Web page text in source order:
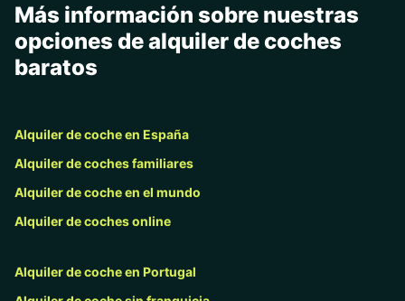
Más información sobre nuestras
opciones de alquiler de coches
baratos
Alquiler de coche en España
Alquiler de coches familiares
Alquiler de coche en el mundo
Alquiler de coches online
Alquiler de coche en Portugal